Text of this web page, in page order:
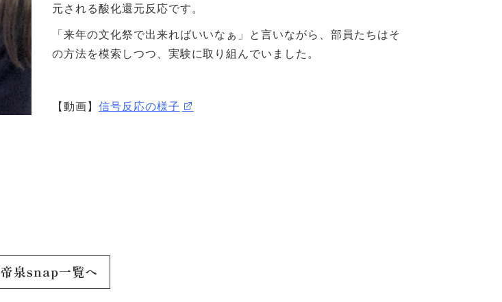
元される酸化還元反応です。
「来年の文化祭で出来ればいいなぁ」と言いながら、部員たちはそ
の方法を模索しつつ、実験に取り組んでいました。
【動画】 信号反応の様子
帝泉snap一覧へ